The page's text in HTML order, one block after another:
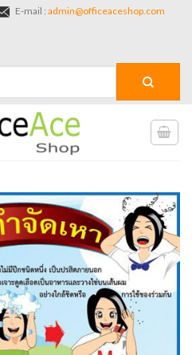
E-mail : admin@officeaceshop.com